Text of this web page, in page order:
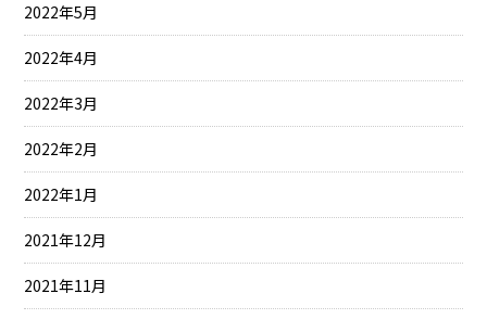
2022年5月
2022年4月
2022年3月
2022年2月
2022年1月
2021年12月
2021年11月